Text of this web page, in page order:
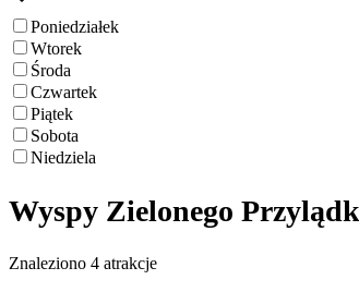
Poniedziałek
Wtorek
Środa
Czwartek
Piątek
Sobota
Niedziela
Wyspy Zielonego
Znaleziono 4 atrakcje